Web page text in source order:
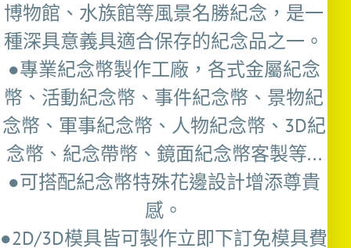
博物館、水族館等風景名勝紀念，是一
種深具意義具適合保存的紀念品之一。
●專業紀念幣製作工廠，各式金屬紀念
幣、活動紀念幣、事件紀念幣、景物紀
念幣、軍事紀念幣、人物紀念幣、3D紀
念幣、紀念帶幣、鏡面紀念幣客製等...
●可搭配紀念幣特殊花邊設計增添尊貴
感。
●2D/3D模具皆可製作立即下訂免模具費